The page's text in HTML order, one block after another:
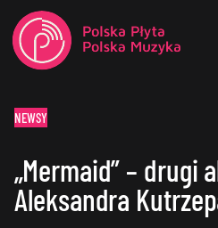
NEWSY
„Mermaid” – drugi
Aleksandra